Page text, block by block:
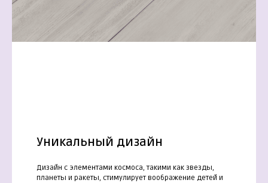
Уникальный дизайн
Дизайн с элементами космоса, такими как звезды,
планеты и ракеты, стимулирует воображение детей и